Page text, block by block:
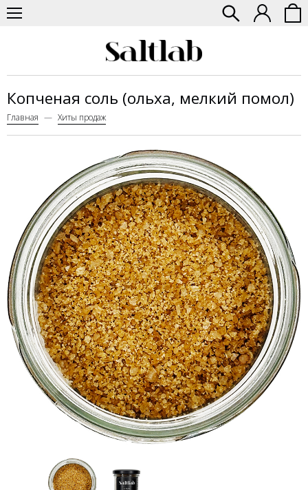
Копченая соль (ольха, мелкий помол)
Главная Хиты продаж